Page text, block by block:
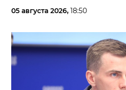
05 августа 2026, 18:50